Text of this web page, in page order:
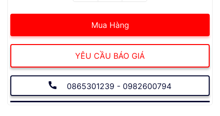
Mua Hàng
YÊU CẦU BÁO GIÁ
0865301239 - 0982600794